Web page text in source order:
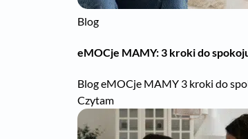
Blog
eMOCje MAMY: 3 kroki do
Blog eMOCje MAMY 3 kroki do
Czytam